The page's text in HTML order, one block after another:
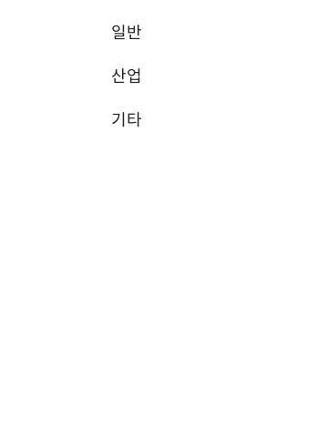
일반
산업
기타